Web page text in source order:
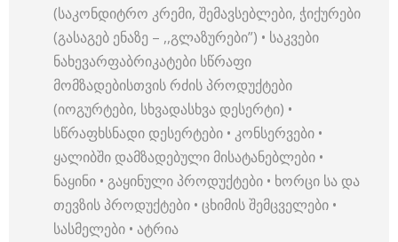
(საკონდიტრო კრემი, შემავსებლები, ჭიქურები
(გასაგებ ენაზე – ,,გლაზურები”) • საკვები
ნახევარფაბრიკატები სწრაფი
მომზადებისთვის რძის პროდუქტები
(იოგურტები, სხვადასხვა დესერტი) •
სწრაფხსნადი დესერტები • კონსერვები •
ყალიბში დამზადებული მისატანებლები •
ნაყინი • გაყინული პროდუქტები • ხორცი სა და
თევზის პროდუქტები • ცხიმის შემცველები •
სასმელები • ატრია